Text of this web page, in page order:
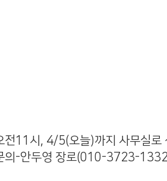
11시, 4/5(오늘)까지 사무실로
의-안두영 장로(010-3723-